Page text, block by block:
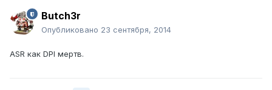
Butch3r
Опубликовано 23 сентября, 2014
ASR как DPI мертв.